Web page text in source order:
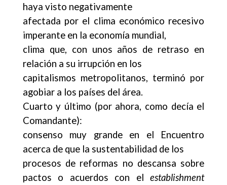
haya visto negativamente
afectada por el clima económico recesivo
imperante en la economía mundial,
clima que, con unos años de retraso en
relación a su irrupción en los
capitalismos metropolitanos, terminó por
agobiar a los países del área.
Cuarto y último (por ahora, como decía el
Comandante):
consenso muy grande en el Encuentro
acerca de que la sustentabilidad de los
procesos de reformas no descansa sobre
pactos o acuerdos con elestablishment